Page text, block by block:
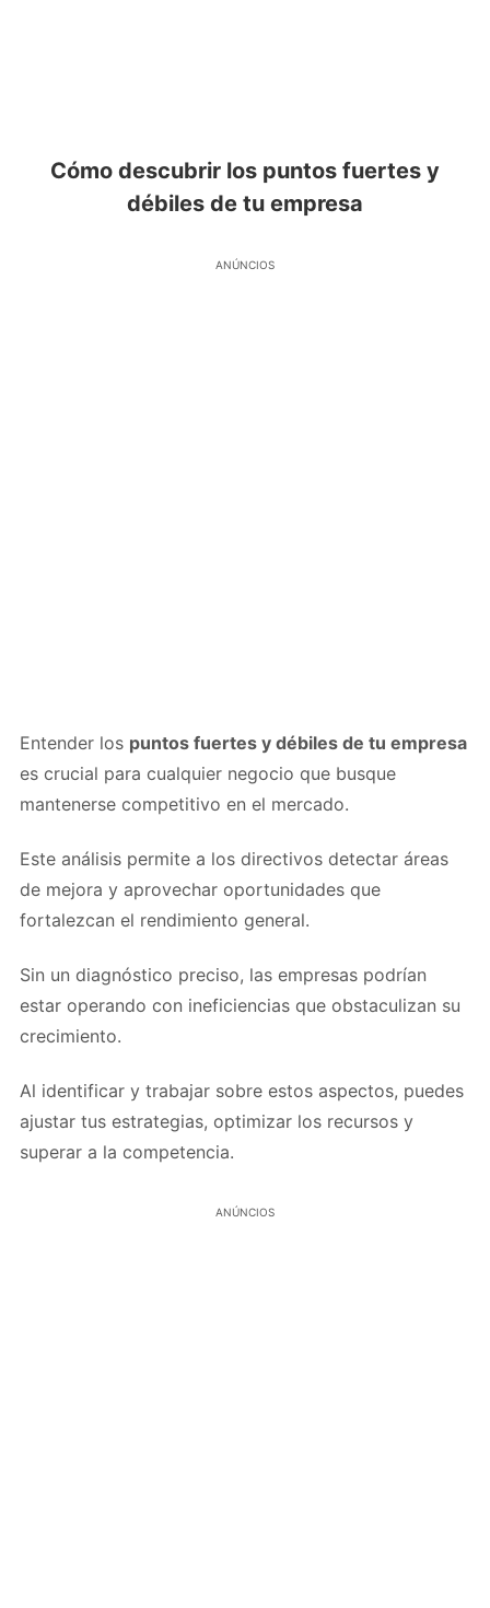
Cómo descubrir los puntos fuertes y
débiles de tu empresa
ANÚNCIOS
Entender los puntos fuertes y débiles de tu empresa
es crucial para cualquier negocio que busque
mantenerse competitivo en el mercado.
Este análisis permite a los directivos detectar áreas
de mejora y aprovechar oportunidades que
fortalezcan el rendimiento general.
Sin un diagnóstico preciso, las empresas podrían
estar operando con ineficiencias que obstaculizan su
crecimiento.
Al identificar y trabajar sobre estos aspectos, puedes
ajustar tus estrategias, optimizar los recursos y
superar a la competencia.
ANÚNCIOS